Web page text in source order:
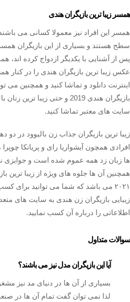
همسر زیبا ترین بازیگران هندی
همسر این افراد نیز معمولا کسانی می
سطح هستند و بسیاری از این بازیگران
پس از آشنایی با یکدیگر ازدواج کرده اند،
عکس زیبا ترین بازیگران هندی را در کنار
اینترنت دانلود و تماشا کنید و همچنین می
بازیگران هندی 2019 و حتی زیبا
سایت های معتبر تماشا کنید.
زیبا ترین بازیگران جذاب زن بالیوود در دو
افرادی همچون آیشواریا رای و پریانکا
ها زبان زد همه عموم شده است و جوایزی
همچنین آن ها جلوه های ویژه از زیبا ترین
۲۰۲۱ می باشد که شما می توانید برای
زیبایی بازیگران زن هندی به سایت های
اطلاعاتی را درباره آن کسب نمایید.
سوالات متداول
آیا این بازیگران مدل نیز می باشند؟
بسیاری از آن ها در دنیای مد نیز
لذا نمی توان گفت تمام آن ها در